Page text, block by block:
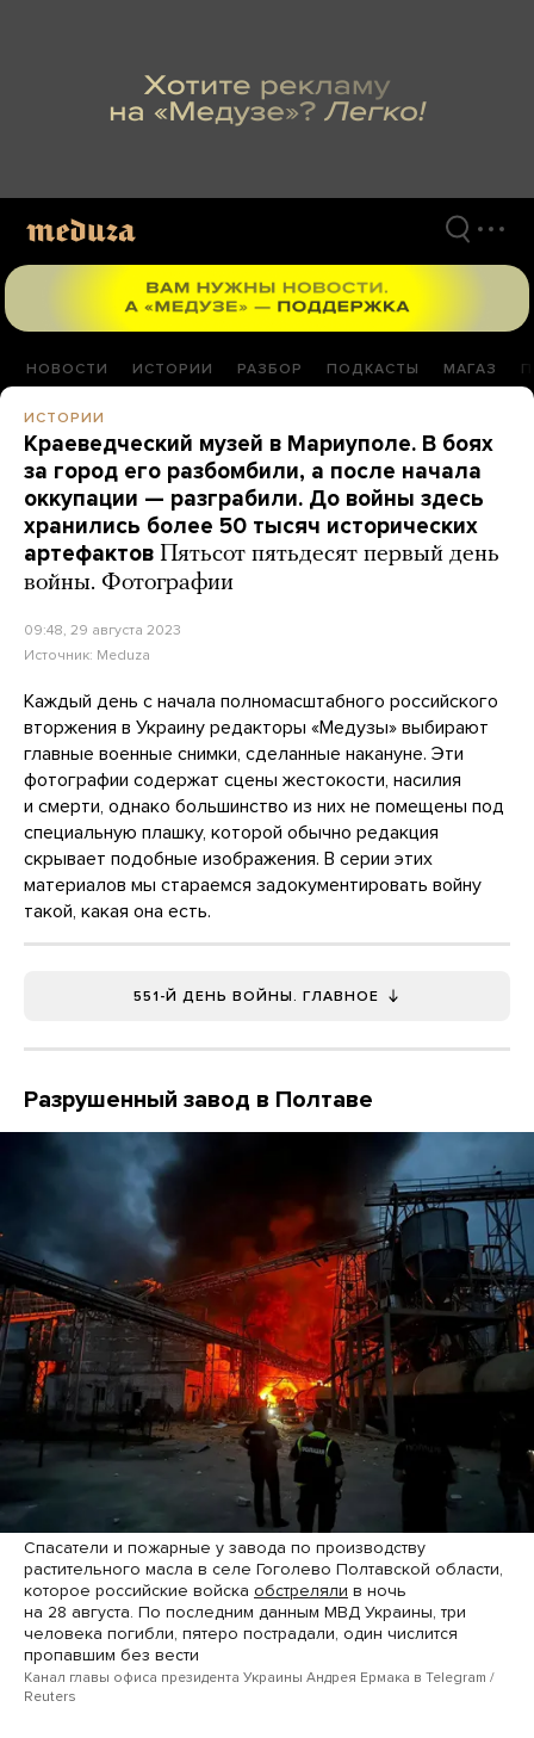
НОВОСТИ ИСТОРИИ РАЗБОР ПОДКАСТЫ МАГАЗ
ИСТОРИИ
Краеведческий музей в Мариуполе. В боях
за город его разбомбили, а после начала
оккупации — разграбили. До войны здесь
хранились более 50 тысяч исторических
артефактов Пятьсот пятьдесят первый день
войны. Фотографии
09:48, 29 августа 2023
Источник: Meduza
Каждый день с начала полномасштабного российского
вторжения в Украину редакторы «Медузы» выбирают
главные военные снимки, сделанные накануне. Эти
фотографии содержат сцены жестокости, насилия
и смерти, однако большинство из них не помещены под
специальную плашку, которой обычно редакция
скрывает подобные изображения. В серии этих
материалов мы стараемся задокументировать войну
такой, какая она есть.
551-Й ДЕНЬ ВОЙНЫ. ГЛАВНОЕ
Разрушенный завод в Полтаве
Спасатели и пожарные у завода по производству
растительного масла в селе Гоголево Полтавской области,
которое российские войска обстреляли в ночь
на 28 августа. По последним данным МВД Украины, три
человека погибли, пятеро пострадали, один числится
пропавшим без вести
Канал главы офиса президента Украины Андрея Ермака в Telegram /
Reuters